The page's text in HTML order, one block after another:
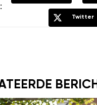
Twitter